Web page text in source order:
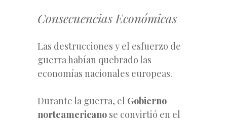
Consecuencias Económicas
Las destrucciones y el esfuerzo de
guerra habían quebrado las
economías nacionales europeas.
Durante la guerra, el Gobierno
norteamericano se convirtió en el